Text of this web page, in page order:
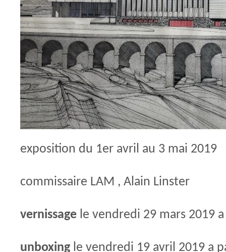
exposition du 1er avril au 3 mai 2019
commissaire LAM , Alain Linster
vernissage le vendredi 29 mars 2019
unboxing le vendredi 19 avril 2019 a